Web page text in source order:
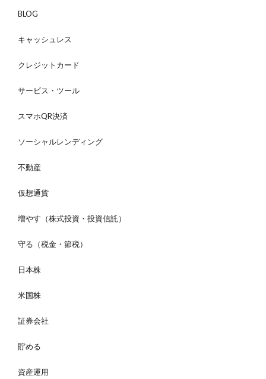
BLOG
キャッシュレス
クレジットカード
サービス・ツール
スマホQR決済
ソーシャルレンディング
不動産
仮想通貨
増やす（株式投資・投資信託）
守る（税金・節税）
日本株
米国株
証券会社
貯める
資産運用